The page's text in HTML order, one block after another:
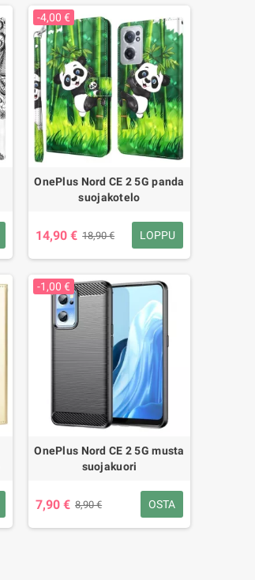
-4,00 €
OnePlus Nord CE 2 5G panda
suojakotelo
14,90 € 18,90 € LOPPU
-1,00 €
OnePlus Nord CE 2 5G musta
suojakuori
7,90 € 8,90 € OSTA